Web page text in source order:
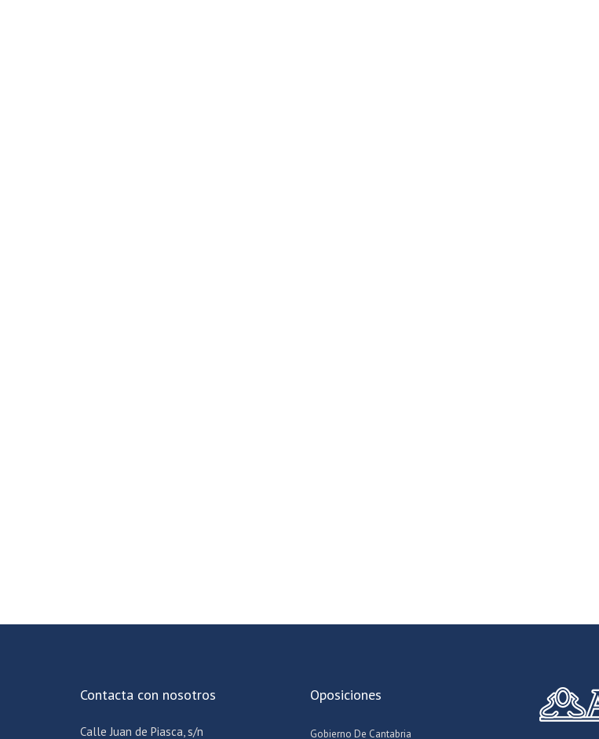
Contacta con nosotros
Calle Juan de Piasca, s/n
Oposiciones
Gobierno De Cantabria